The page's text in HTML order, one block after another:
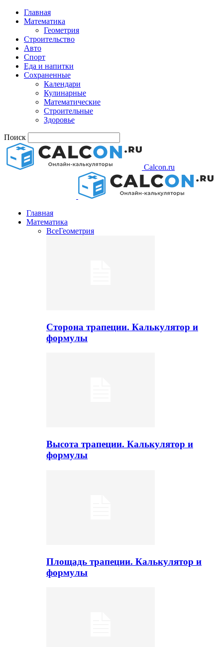
Главная
Математика
Геометрия
Строительство
Авто
Спорт
Еда и напитки
Сохраненные
Календари
Кулинарные
Математические
Строительные
Здоровье
Поиск
Calcon.ru
Главная
Математика
ВсеГеометрия
Сторона трапеции. Калькулятор и
формулы
Высота трапеции. Калькулятор и
формулы
Площадь трапеции. Калькулятор и
формулы